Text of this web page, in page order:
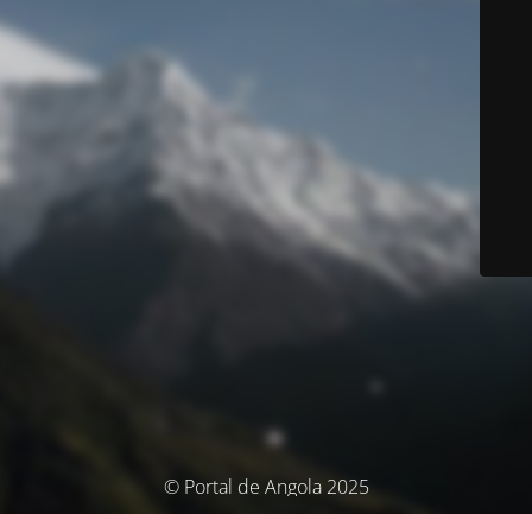
© Portal de Angola 2025